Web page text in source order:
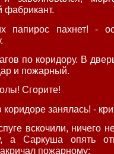
фабрикант.
папирос пахнет! -
по коридору. В
и пожарный.
Сгорите!
коридоре занялась! -
вскочили, ничего
а Саркуша опять
пожарному: